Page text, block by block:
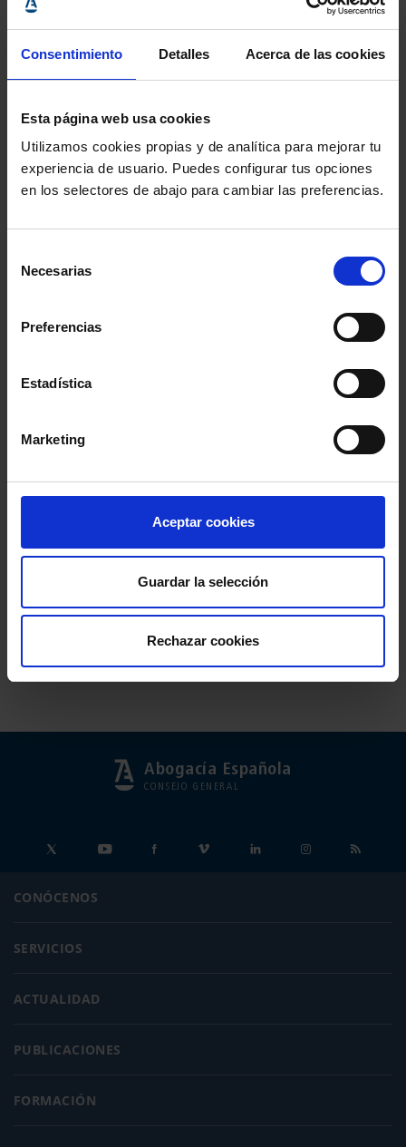
Consentimiento Detalles Acerca de las cookies
Esta página web usa cookies
Utilizamos cookies propias y de analítica para mejorar tu
experiencia de usuario. Puedes configurar tus opciones
en los selectores de abajo para cambiar las preferencias.
Necesarias
Preferencias
Estadística
Marketing
Aceptar cookies
Guardar la selección
Rechazar cookies
Abogacía Española
CONSEJO GENERAL
CONÓCENOS
SERVICIOS
ACTUALIDAD
PUBLICACIONES
FORMACIÓN